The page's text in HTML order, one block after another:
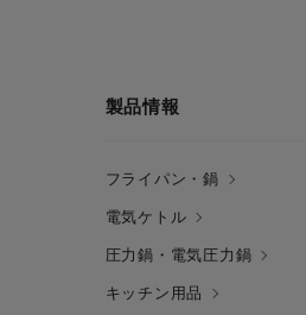
製品情報
フライパン・鍋
電気ケトル
圧力鍋・電気圧力鍋
キッチン用品